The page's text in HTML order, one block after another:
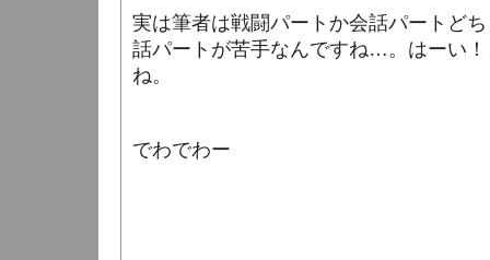
実は筆者は戦闘パートか会話パートど
話パートが苦手なんですね…。はーい
ね。
でわでわー